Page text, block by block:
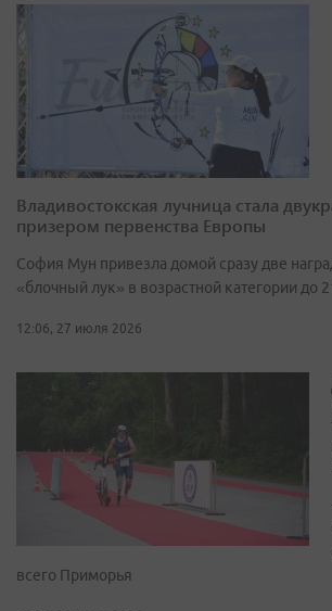
Владивостокская лучница стала
призером первенства Европы
София Мун привезла домой сразу две
«блочный лук» в возрастной категории до
12:06, 27 июля 2026
всего Приморья